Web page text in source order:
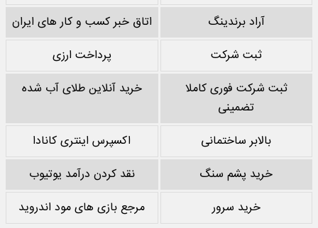
آراد برندینگ
اتاق خبر کسب و کار های ایران
ثبت شرکت
پرداخت ارزی
ثبت شرکت فوری کاملا
تضمینی
خرید آنلاین طلای آب شده
بالابر ساختمانی
اکسپرس اینتری کانادا
خرید پشم سنگ
نقد کردن درآمد یوتیوب
خرید سرور
مرجع بازی های مود اندروید